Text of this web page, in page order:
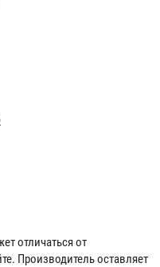
отличаться от
Производитель оставляет